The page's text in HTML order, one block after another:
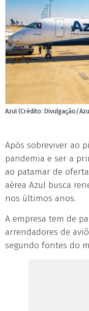
Azul (Crédito: Divulgação/
Após sobreviver ao
pandemia e ser a
ao patamar de
aérea Azul busca
nos últimos anos.
A empresa tem de
arrendadores de
segundo fontes do